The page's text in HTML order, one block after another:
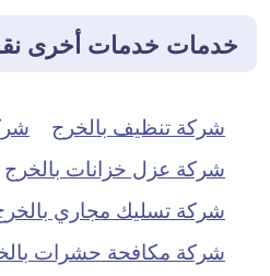
خدمات خدمات أخرى
شركة تنظيف بالخرج
شركة عزل خزانات بالخرج
شركة تسليك مجاري
شركة مكافحة حشرات